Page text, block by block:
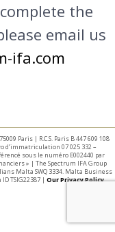
the
email us
ifa.com
Paris | R.C.S. Paris B 447 609 108
d’immatriculation 07 025 332 –
sous le numéro E002440 par
» | The Spectrum IFA Group
Malta SWQ 3334. Malta Business
TSIG22387 | Our Privacy Policy